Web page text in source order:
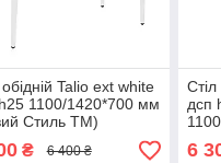
обідній Talio ext white
1100/1420*700 мм
Стиль ТМ)
₴ 6 400 ₴
дсп
6